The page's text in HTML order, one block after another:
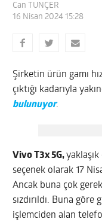
Can TUNÇER
16 Nisan 2024 15:28
Şirketin ürün gamı
çıktığı kadarıyla
bulunuyor.
Vivo T3x 5G,
seçenek olarak 17
Ancak buna çok
sızdırıldı. Buna göre
işlemciden alan